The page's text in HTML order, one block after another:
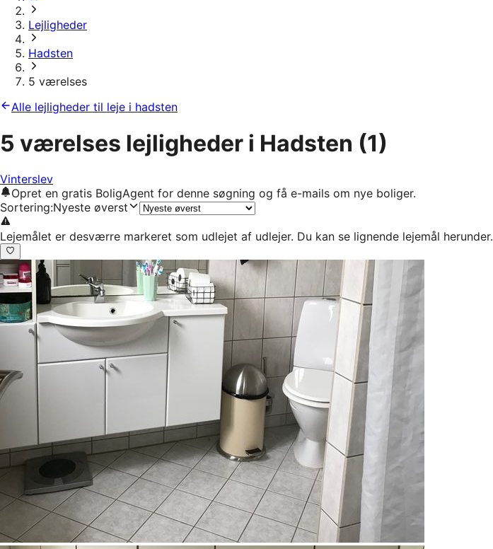
Lejligheder
Hadsten
5 værelses
Alle lejligheder til leje i hadsten
5 værelses lejligheder i Hadsten (1)
Vinterslev
Opret en gratis BoligAgent for denne søgning og få e-mails om nye boliger.
Sortering:Nyeste øverst
Lejemålet er desværre markeret som udlejet af udlejer. Du kan se lignende lejemål herunder.